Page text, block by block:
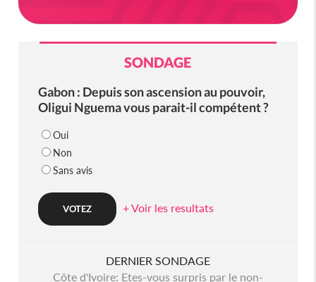
SONDAGE
Gabon : Depuis son ascension au pouvoir,
Oligui Nguema vous parait-il compétent ?
Oui
Non
Sans avis
+ Voir les resultats
DERNIER SONDAGE
Côte d'Ivoire: Etes-vous surpris par le non-